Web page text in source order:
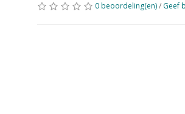
0 beoordeling(en)/ Geef